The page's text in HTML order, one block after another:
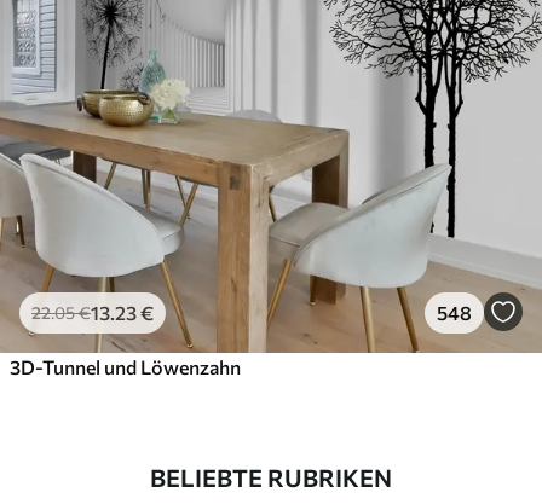
22.05€13 .23€ 548
3D-Tunnel und Löwenzahn
BELIEBTE RUBRIKEN